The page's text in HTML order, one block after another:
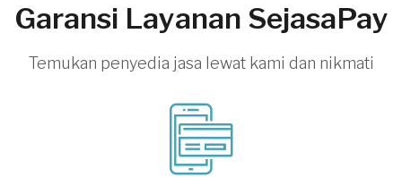
Garansi Layanan SejasaPay
Temukan penyedia jasa lewat kami dan nikmati